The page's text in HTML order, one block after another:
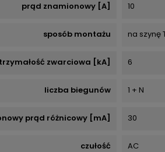
prąd znamionowy [A] 10
sposób montażu na szynę
zwarciowa [kA] 6
liczba biegunów 1 + N
prąd różnicowy [mA] 30
czułość AC